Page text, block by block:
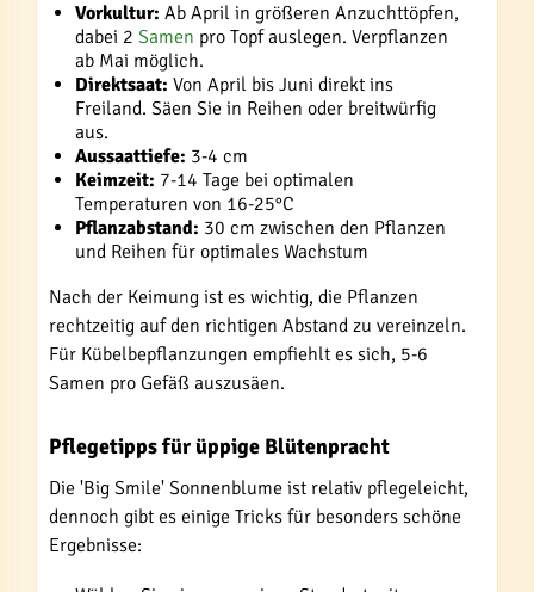
Vorkultur: Ab April in größeren Anzuchttöpfen,
dabei 2 Samen pro Topf auslegen. Verpflanzen
ab Mai möglich.
Direktsaat: Von April bis Juni direkt ins
Freiland. Säen Sie in Reihen oder breitwürfig
aus.
Aussaattiefe: 3-4 cm
Keimzeit: 7-14 Tage bei optimalen
Temperaturen von 16-25°C
Pflanzabstand: 30 cm zwischen den Pflanzen
und Reihen für optimales Wachstum
Nach der Keimung ist es wichtig, die Pflanzen
rechtzeitig auf den richtigen Abstand zu vereinzeln.
Für Kübelbepflanzungen empfiehlt es sich, 5-6
Samen pro Gefäß auszusäen.
Pflegetipps für üppige Blütenpracht
Die 'Big Smile' Sonnenblume ist relativ pflegeleicht,
dennoch gibt es einige Tricks für besonders schöne
Ergebnisse: